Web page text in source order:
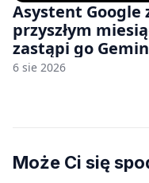
Asystent
przyszłym
zastąpi go
6 sie 2026
Może Ci się